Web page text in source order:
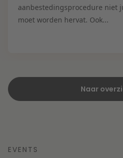
aanbestedingsprocedure niet
moet worden hervat. Ook...
Naar
EVENTS